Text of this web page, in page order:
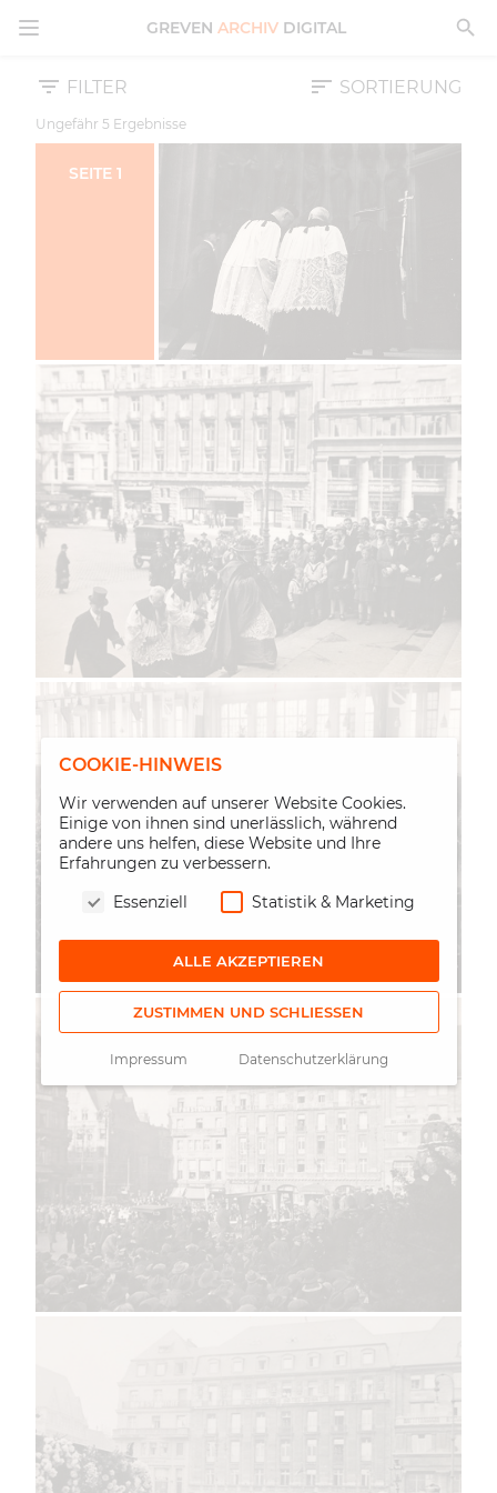
MENÜ ÖFFNEN GREVEN ARCHIVDIGITAL
FILTER SORTIERUNG
Ungefähr 5 Ergebnisse
SEITE 1
COOKIE-HINWEIS
Wir verwenden auf unserer Website Cookies.
Einige von ihnen sind unerlässlich, während
andere uns helfen, diese Website und Ihre
Erfahrungen zu verbessern.
Essenziell
Statistik & Marketing
ALLE AKZEPTIEREN
ZUSTIMMEN UND SCHLIESSEN
Impressum Datenschutzerklärung